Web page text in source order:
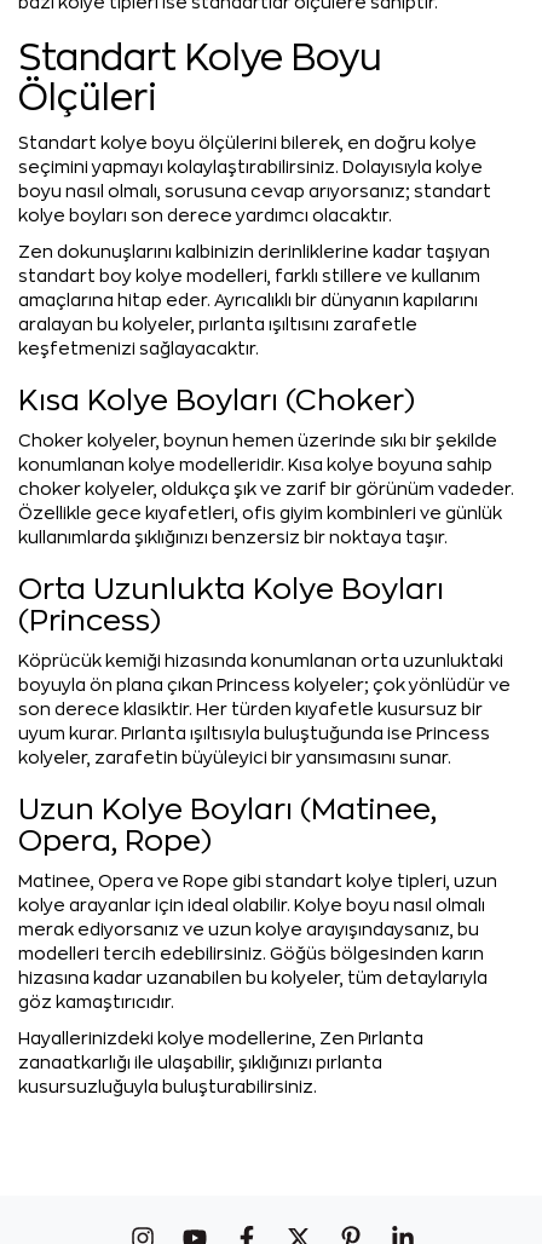
Standart Kolye Boyu
Ölçüleri
Standart kolye boyu ölçülerini bilerek, en doğru kolye
seçimini yapmayı kolaylaştırabilirsiniz. Dolayısıyla kolye
boyu nasıl olmalı, sorusuna cevap arıyorsanız; standart
kolye boyları son derece yardımcı olacaktır.
Zen dokunuşlarını kalbinizin derinliklerine kadar taşıyan
standart boy kolye modelleri, farklı stillere ve kullanım
amaçlarına hitap eder. Ayrıcalıklı bir dünyanın kapılarını
aralayan bu kolyeler, pırlanta ışıltısını zarafetle
keşfetmenizi sağlayacaktır.
Kısa Kolye Boyları (Choker)
Choker kolyeler, boynun hemen üzerinde sıkı bir şekilde
konumlanan kolye modelleridir. Kısa kolye boyuna sahip
choker kolyeler, oldukça şık ve zarif bir görünüm vadeder.
Özellikle gece kıyafetleri, ofis giyim kombinleri ve günlük
kullanımlarda şıklığınızı benzersiz bir noktaya taşır.
Orta Uzunlukta Kolye Boyları
(Princess)
Köprücük kemiği hizasında konumlanan orta uzunluktaki
boyuyla ön plana çıkan Princess kolyeler; çok yönlüdür ve
son derece klasiktir. Her türden kıyafetle kusursuz bir
uyum kurar. Pırlanta ışıltısıyla buluştuğunda ise Princess
kolyeler, zarafetin büyüleyici bir yansımasını sunar.
Uzun Kolye Boyları (Matinee,
Opera, Rope)
Matinee, Opera ve Rope gibi standart kolye tipleri, uzun
kolye arayanlar için ideal olabilir. Kolye boyu nasıl olmalı
merak ediyorsanız ve uzun kolye arayışındaysanız, bu
modelleri tercih edebilirsiniz. Göğüs bölgesinden karın
hizasına kadar uzanabilen bu kolyeler, tüm detaylarıyla
göz kamaştırıcıdır.
Hayallerinizdeki kolye modellerine, Zen Pırlanta
zanaatkarlığı ile ulaşabilir, şıklığınızı pırlanta
kusursuzluğuyla buluşturabilirsiniz.